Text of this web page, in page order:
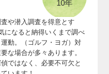
10年
や潜入調査を得意とす
になると納得いくまで調べ
動。（ゴルフ・ヨガ） 対
な場合が多々あります。
ではなく、必要不可欠と